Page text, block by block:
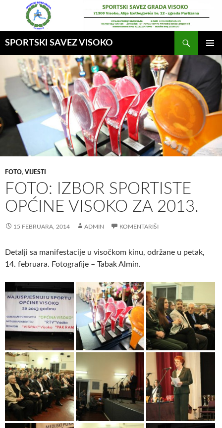
SPORTSKI SAVEZ VISOKO
GLAVNI
FOTO, VIJESTI
FOTO: IZBOR SPORTISTE
OPĆINE VISOKO ZA 2013.
15 FEBRUARA, 2014 ADMIN KOMENTARIŠI
Detalji sa manifestacije u visočkom kinu, održane u petak,
14. februara. Fotografije – Tabak Almin.